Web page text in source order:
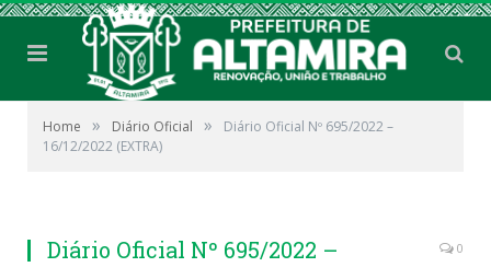
Home » Diário Oficial »
Diário Oficial Nº 695/2022 –
16/12/2022 (EXTRA)
Diário Oficial Nº 695/2022 –
0